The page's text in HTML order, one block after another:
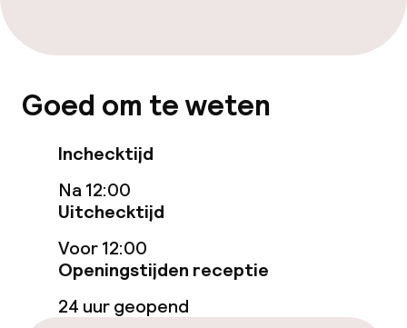
Eet- en drinkgelegenheden
Restaurant
24-uurs eetcafé
Goed om te weten
Inchecktijd
Na 12:00
Uitchecktijd
Voor 12:00
Openingstijden receptie
24 uur geopend